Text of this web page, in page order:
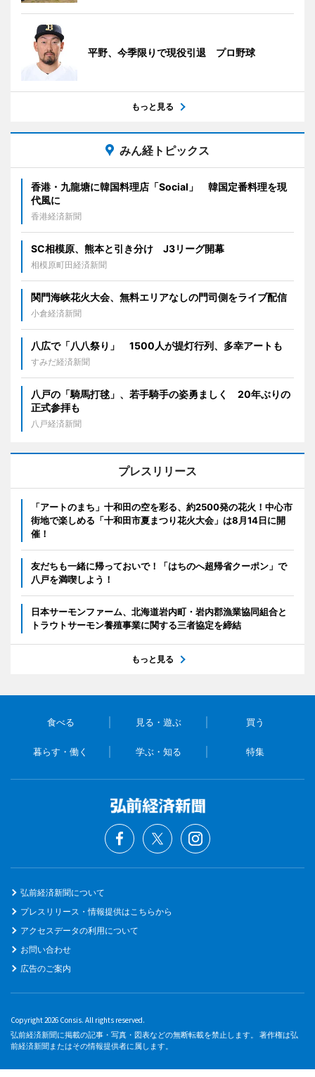
平野、今季限りで現役引退 プロ野球
もっと見る
みん経トピックス
香港・九龍塘に韓国料理店「Social」 韓国定番料理を現
代風に
香港経済新聞
SC相模原、熊本と引き分け J3リーグ開幕
相模原町田経済新聞
関門海峡花火大会、無料エリアなしの門司側をライブ配信
小倉経済新聞
八広で「八八祭り」 1500人が提灯行列、多幸アートも
すみだ経済新聞
八戸の「騎馬打毬」、若手騎手の姿勇ましく 20年ぶりの
正式参拝も
八戸経済新聞
プレスリリース
「アートのまち」十和田の空を彩る、約2500発の花火！中心市
街地で楽しめる「十和田市夏まつり花火大会」は8月14日に開
催！
友だちも一緒に帰っておいで！「はちのへ超帰省クーポン」で
八戸を満喫しよう！
日本サーモンファーム、北海道岩内町・岩内郡漁業協同組合と
トラウトサーモン養殖事業に関する三者協定を締結
もっと見る
食べる 見る・遊ぶ 買う
暮らす・働く 学ぶ・知る 特集
弘前経済新聞について
プレスリリース・情報提供はこちらから
アクセスデータの利用について
お問い合わせ
広告のご案内
Copyright 2026 Consis. All rights reserved.
弘前経済新聞に掲載の記事・写真・図表などの無断転載を禁止します。 著作権は弘
前経済新聞またはその情報提供者に属します。